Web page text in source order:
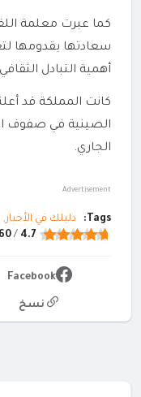
كما عبرت معلمة
سعادتها بقدومها
أهمية التبادل
كانت المملكة قد
الصينية في صفوف
الجاري.
Advertisement
Tags: دليلك في الأخبار
4.7
/
Facebook
نسخ